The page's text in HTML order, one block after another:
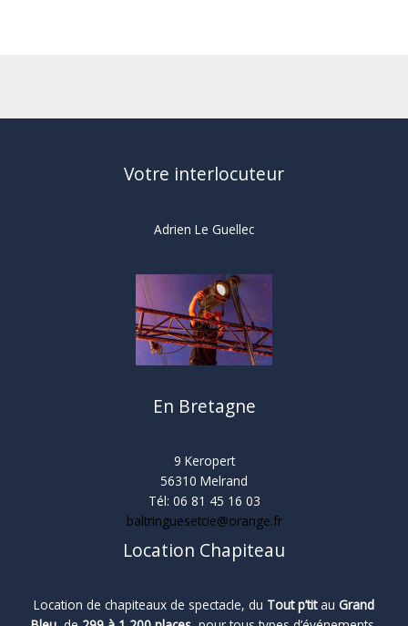
Votre interlocuteur
Adrien Le Guellec
En Bretagne
9 Keropert
56310 Melrand
Tél: 06 81 45 16 03
baltringuesetcie@orange.fr
Location Chapiteau
Location de chapiteaux de spectacle, du Tout p’titau Grand